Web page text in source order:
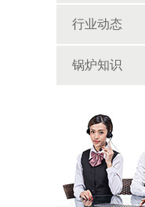
行业动态
锅炉知识